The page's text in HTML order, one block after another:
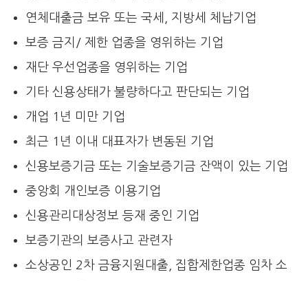
연체대출금 보유 또는 국세, 지방세 체납기업
보증 금지/ 제한 업종을 영위하는 기업
재단 우선업종을 영위하는 기업
기타 신용상태가 불량하다고 판단되는 기업
개업 1년 미만 기업
최근 1년 이내 대표자가 변동된 기업
신용보증기금 또는 기술보증기금 잔액이 있는 기업
중앙회 개인보증 이용기업
신용관리대상정보 등재 중인 기업
보증기관의 보증사고 관련자
소상공인 2차 금융지원대출, 집합제한업종 임차 소